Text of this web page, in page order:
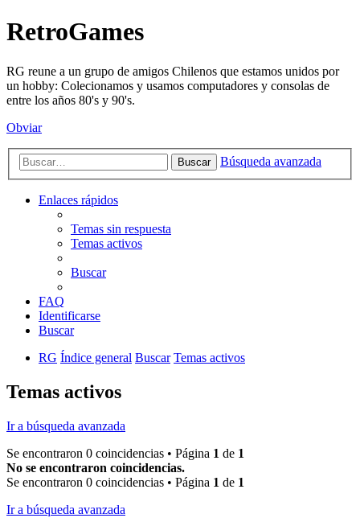
RetroGames
RG reune a un grupo de amigos Chilenos que estamos unidos por
un hobby: Colecionamos y usamos computadores y consolas de
entre los años 80's y 90's.
Obviar
Buscar Búsqueda avanzada
Enlaces rápidos
Temas sin respuesta
Temas activos
Buscar
FAQ
Identificarse
Buscar
RG Índice general Buscar Temas activos
Temas activos
Ir a búsqueda avanzada
Se encontraron 0 coincidencias • Página 1 de 1
No se encontraron coincidencias.
Se encontraron 0 coincidencias • Página 1 de 1
Ir a búsqueda avanzada